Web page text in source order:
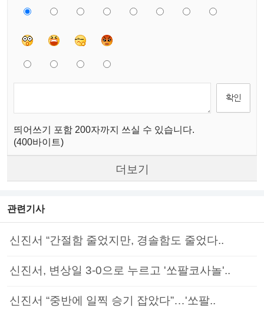
띄어쓰기 포함 200자까지 쓰실 수 있습니다.
(400바이트)
더보기
관련기사
신진서 “간절함 줄었지만, 경솔함도 줄었다..
신진서, 변상일 3-0으로 누르고 '쏘팔코사놀'..
신진서 “중반에 일찍 승기 잡았다”…'쏘팔..